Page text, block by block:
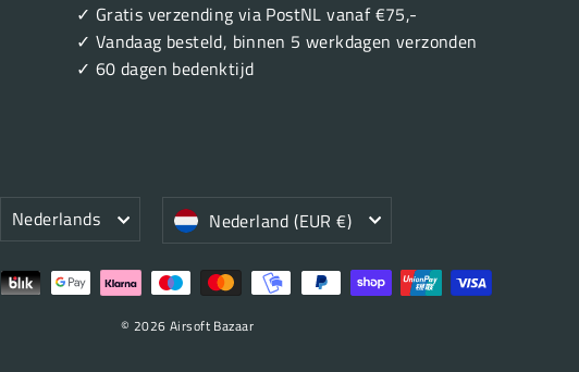
✓ Gratis verzending via PostNL vanaf €75,-
✓ Vandaag besteld, binnen 5 werkdagen verzonden
✓ 60 dagen bedenktijd
Taal
Nederlands ValutaNederland (EUR €)
© 2026 Airsoft Bazaar